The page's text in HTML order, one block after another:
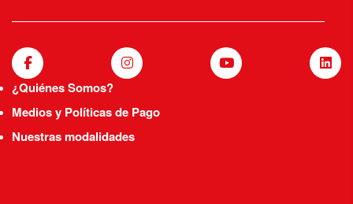
¿Quiénes Somos?
Medios y Políticas de Pago
Nuestras modalidades